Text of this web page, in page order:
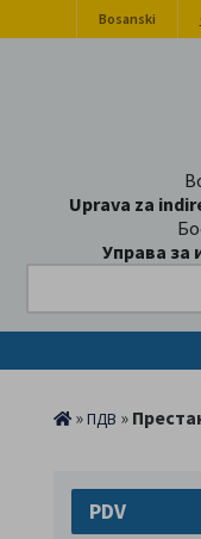
Bosanski
Uprava za
Управа за
»ПДВ »
PDV